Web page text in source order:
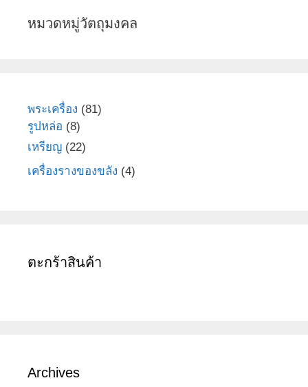
หมวดหมู่วัตถุมงคล
พระเครื่อง 8181
รูปหล่อ 88
สินค้า
เหรียญ 2222
สินค้า
เครื่องรางของขลัง 44
ตะกร้าสินค้า
Archives